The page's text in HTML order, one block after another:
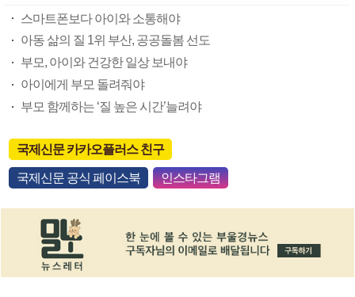
스마트폰보다 아이와 소통해야
아동 삶의 질 1위 부산, 공공돌봄 선도
부모, 아이와 건강한 일상 보내야
아이에게 부모 돌려줘야
부모 함께하는 ‘질 높은 시간’늘려야
국제신문 카카오플러스 친구
국제신문 공식 페이스북 인스타그램